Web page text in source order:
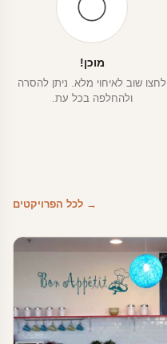
מוכן!
לחצו שוב לאיחוי מלא. ניתן להסרה
ולהחלפה בכל עת.
→ לכל הפרויקטים